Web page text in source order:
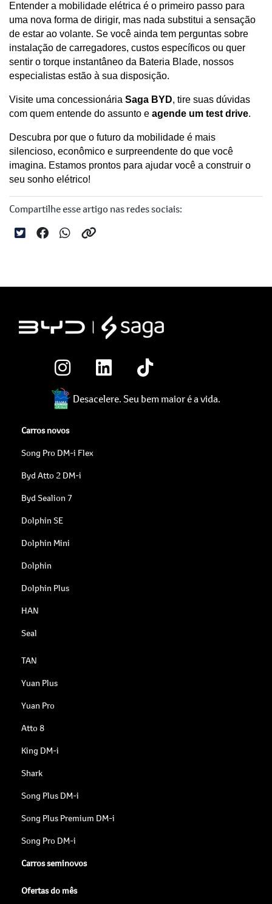
Entender a mobilidade elétrica é o primeiro passo para
uma nova forma de dirigir, mas nada substitui a sensação
de estar ao volante. Se você ainda tem perguntas sobre
instalação de carregadores, custos específicos ou quer
sentir o torque instantâneo da Bateria Blade, nossos
especialistas estão à sua disposição.
Visite uma concessionária Saga BYD, tire suas dúvidas
com quem entende do assunto e agende um test drive.
Descubra por que o futuro da mobilidade é mais
silencioso, econômico e surpreendente do que você
imagina. Estamos prontos para ajudar você a construir o
seu sonho elétrico!
Compartilhe esse artigo nas redes sociais:
Desacelere. Seu bem maior é a vida.
Carros novos
Song Pro DM-i Flex
Byd Atto 2 DM-i
Byd Sealion 7
Dolphin SE
Dolphin Mini
Dolphin
Dolphin Plus
HAN
Seal
TAN
Yuan Plus
Yuan Pro
Atto 8
King DM-i
Shark
Song Plus DM-i
Song Plus Premium DM-i
Song Pro DM-i
Carros seminovos
Ofertas do mês